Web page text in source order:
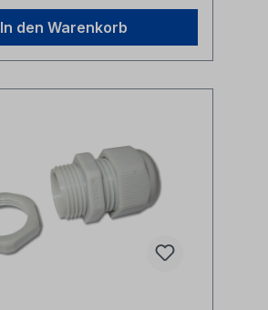
In den Warenkorb